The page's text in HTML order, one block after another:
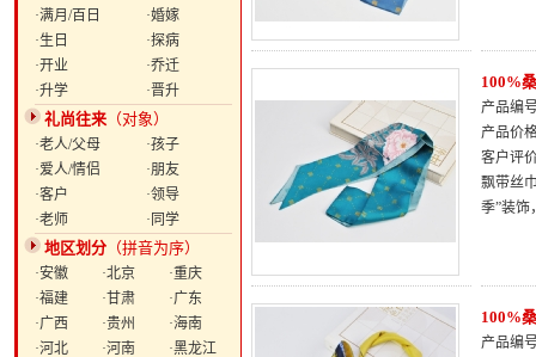
·满月/百日
·婚嫁
·生日
·探病
·开业
·乔迁
·升学
·晋升
礼尚往来 （对象）
·老人/父母
·孩子
·爱人/情侣
·朋友
·客户
·领导
·老师
·同学
地区划分 （拼音为序）
·安徽 ·北京
·重庆
·福建
·甘肃
·广东
·广西
·贵州
·海南
·河北
·河南
·黑龙江
100%
产品编
产品价
客户评
飘带丝
季”装饰
100%
产品编